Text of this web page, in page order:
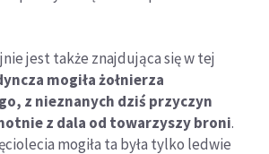
jest także znajdująca się w tej
mogiła żołnierza
z nieznanych dziś przyczyn
z dala od towarzyszy broni.
mogiła ta była tylko ledwie